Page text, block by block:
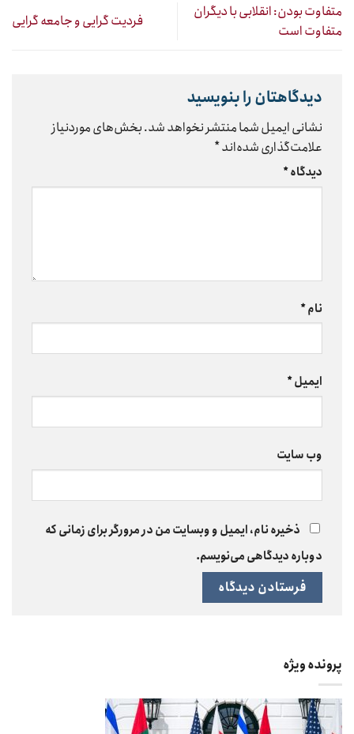
متفاوت بودن: انقلابی با دیگران
متفاوت است
فردیت گرایی و جامعه گرایی
دیدگاهتان را بنویسید
نشانی ایمیل شما منتشر نخواهد شد.بخش‌های موردنیاز
علامت‌گذاری شده‌اند*
دیدگاه*
نام*
ایمیل*
وب‌ سایت
ذخیره نام، ایمیل و وبسایت من در مرورگر برای زمانی که
دوباره دیدگاهی می‌نویسم.
پرونده ویژه